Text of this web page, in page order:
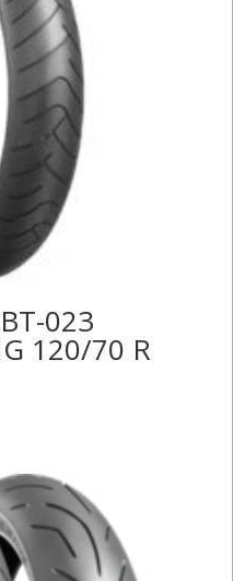
023
120/70 R